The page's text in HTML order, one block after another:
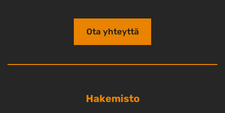
Ota yhteyttä
Hakemisto